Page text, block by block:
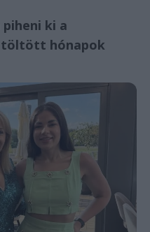
piheni ki a
töltött hónapok